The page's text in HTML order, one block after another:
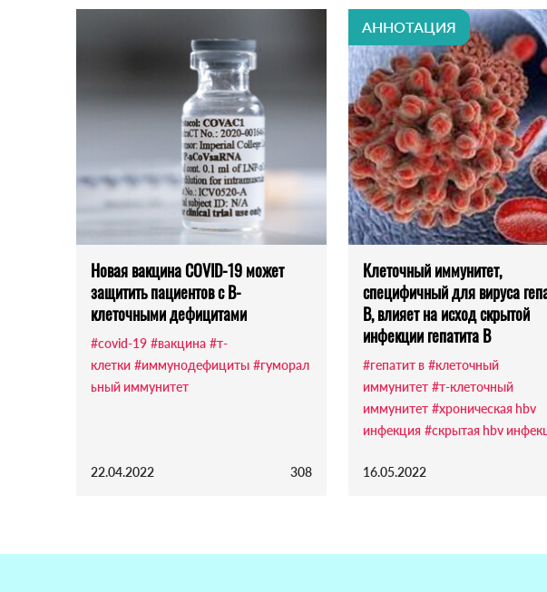
Новая вакцина COVID-19 может
защитить пациентов с В-
клеточными дефицитами
#covid-19 #вакцина #т-
клетки #иммунодефициты #гуморал
ьный иммунитет
22.04.2022 308
АННОТАЦИЯ
Клеточный иммунитет,
специфичный для вируса
В, влияет на исход скрытой
инфекции гепатита В
#гепатит в #клеточный
иммунитет #т-клеточный
иммунитет #хроническая hbv
инфекция #скрытая hbv
16.05.2022